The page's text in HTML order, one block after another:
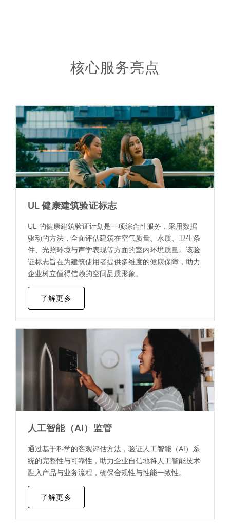
核心服务亮点
UL 健康建筑验证标志
UL 的健康建筑验证计划是一项综合性服务，采用数据
驱动的方法，全面评估建筑在空气质量、水质、卫生条
件、光照环境与声学表现等方面的室内环境质量。该验
证标志旨在为建筑使用者提供多维度的健康保障，助力
企业树立值得信赖的空间品质形象。
了解更多
人工智能（AI）监管
通过基于科学的客观评估方法，验证人工智能（AI）系
统的完整性与可靠性，助力企业自信地将人工智能技术
融入产品与业务流程，确保合规性与性能一致性。
了解更多